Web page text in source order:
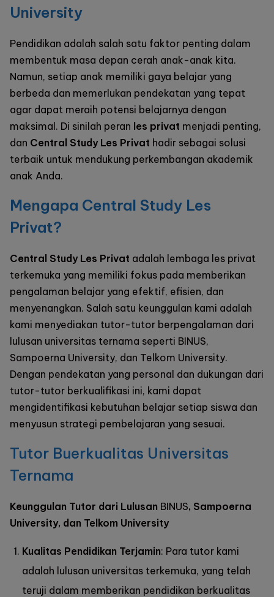
University
Pendidikan adalah salah satu faktor penting dalam
membentuk masa depan cerah anak-anak kita.
Namun, setiap anak memiliki gaya belajar yang
berbeda dan memerlukan pendekatan yang tepat
agar dapat meraih potensi belajarnya dengan
maksimal. Di sinilah peran les privat menjadi penting,
dan Central Study Les Privat hadir sebagai solusi
terbaik untuk mendukung perkembangan akademik
anak Anda.
Mengapa Central Study Les
Privat?
Central Study Les Privat adalah lembaga les privat
terkemuka yang memiliki fokus pada memberikan
pengalaman belajar yang efektif, efisien, dan
menyenangkan. Salah satu keunggulan kami adalah
kami menyediakan tutor-tutor berpengalaman dari
lulusan universitas ternama seperti BINUS,
Sampoerna University, dan Telkom University.
Dengan pendekatan yang personal dan dukungan dari
tutor-tutor berkualifikasi ini, kami dapat
mengidentifikasi kebutuhan belajar setiap siswa dan
menyusun strategi pembelajaran yang sesuai.
Tutor Buerkualitas Universitas
Ternama
Keunggulan Tutor dari Lulusan BINUS, Sampoerna
University, dan Telkom University
Kualitas Pendidikan Terjamin: Para tutor kami
adalah lulusan universitas terkemuka, yang telah
teruji dalam memberikan pendidikan berkualitas